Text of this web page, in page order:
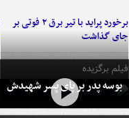
برخورد پراید با تیر برق ۲ فوتی بر
جای گذاشت
فیلم برگزیده
بوسه‌ پدر بر پای پسر شهیدش